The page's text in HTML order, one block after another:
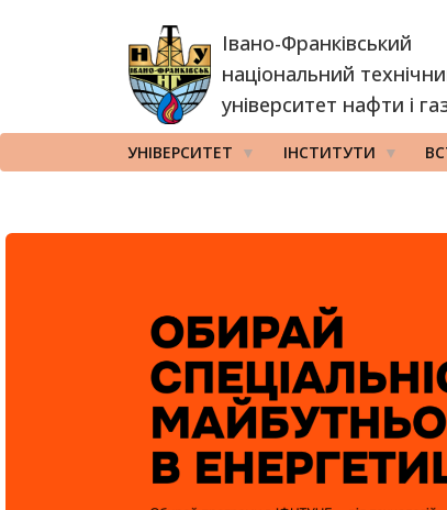
Івано-Франківський
національний
університет нафти і
УНІВЕРСИТЕТ ІНСТИТУТИ